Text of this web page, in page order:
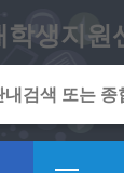
생지원